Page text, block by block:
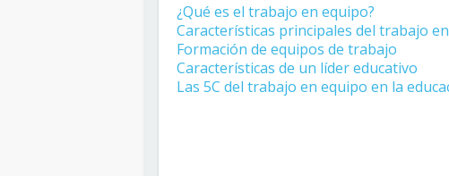
¿Qué es el trabajo en equipo?
Características principales del trabajo
Formación de equipos de trabajo
Características de un líder educativo
Las 5C del trabajo en equipo en la